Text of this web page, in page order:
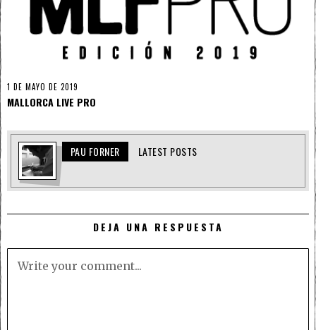
1 DE MAYO DE 2019
MALLORCA LIVE PRO
PAU FORNER LATEST POSTS
DEJA UNA RESPUESTA